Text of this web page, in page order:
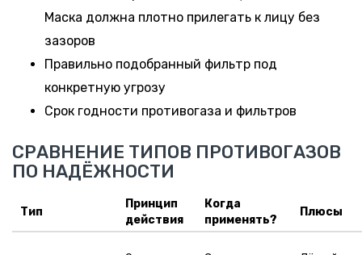
Маска должна плотно прилегать к лицу без
зазоров
Правильно подобранный фильтр под
конкретную угрозу
Срок годности противогаза и фильтров
СРАВНЕНИЕ ТИПОВ ПРОТИВОГАЗОВ
ПО НАДЁЖНОСТИ
Тип
Принцип
действия
Когда
применять?
Плюсы